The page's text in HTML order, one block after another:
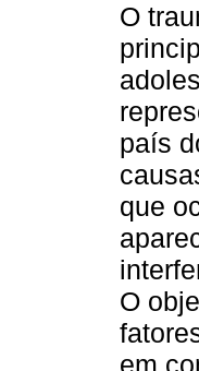
O
país
que
O
em